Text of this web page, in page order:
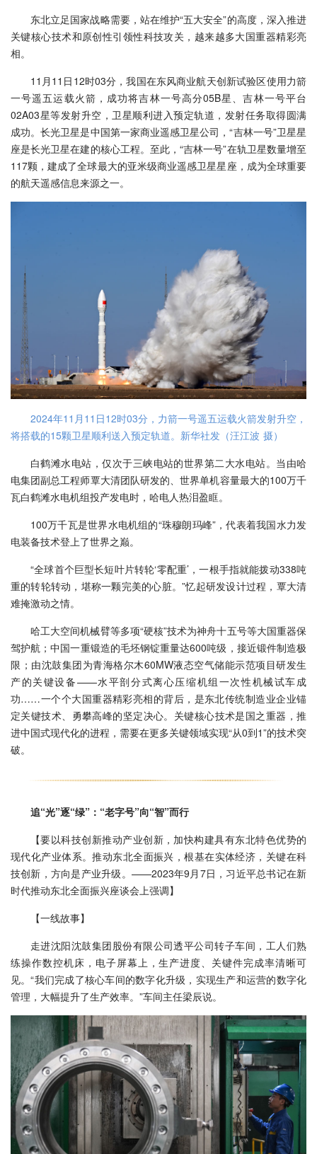
东北立足国家战略需要，站在维护“五大安全”的高度，深入推进
关键核心技术和原创性引领性科技攻关，越来越多大国重器精彩亮
相。
11月11日12时03分，我国在东风商业航天创新试验区使用力箭
一号遥五运载火箭，成功将吉林一号高分05B星、吉林一号平台
02A03星等发射升空，卫星顺利进入预定轨道，发射任务取得圆满
成功。长光卫星是中国第一家商业遥感卫星公司，“吉林一号”卫星星
座是长光卫星在建的核心工程。至此，“吉林一号”在轨卫星数量增至
117颗，建成了全球最大的亚米级商业遥感卫星星座，成为全球重要
的航天遥感信息来源之一。
2024年11月11日12时03分，力箭一号遥五运载火箭发射升空，
将搭载的15颗卫星顺利送入预定轨道。新华社发（汪江波 摄）
白鹤滩水电站，仅次于三峡电站的世界第二大水电站。当由哈
电集团副总工程师覃大清团队研发的、世界单机容量最大的100万千
瓦白鹤滩水电机组投产发电时，哈电人热泪盈眶。
100万千瓦是世界水电机组的“珠穆朗玛峰”，代表着我国水力发
电装备技术登上了世界之巅。
“全球首个巨型长短叶片转轮‘零配重’，一根手指就能拨动338吨
重的转轮转动，堪称一颗完美的心脏。”忆起研发设计过程，覃大清
难掩激动之情。
哈工大空间机械臂等多项“硬核”技术为神舟十五号等大国重器保
驾护航；中国一重锻造的毛坯钢锭重量达600吨级，接近锻件制造极
限；由沈鼓集团为青海格尔木60MW液态空气储能示范项目研发生
产的关键设备——水平剖分式离心压缩机组一次性机械试车成
功……一个个大国重器精彩亮相的背后，是东北传统制造业企业锚
定关键技术、勇攀高峰的坚定决心。关键核心技术是国之重器，推
进中国式现代化的进程，需要在更多关键领域实现“从0到1”的技术突
破。
追“光”逐“绿”：“老字号”向“智”而行
【要以科技创新推动产业创新，加快构建具有东北特色优势的
现代化产业体系。推动东北全面振兴，根基在实体经济，关键在科
技创新，方向是产业升级。——2023年9月7日，习近平总书记在新
时代推动东北全面振兴座谈会上强调】
【一线故事】
走进沈阳沈鼓集团股份有限公司透平公司转子车间，工人们熟
练操作数控机床，电子屏幕上，生产进度、关键件完成率清晰可
见。“我们完成了核心车间的数字化升级，实现生产和运营的数字化
管理，大幅提升了生产效率。”车间主任梁辰说。